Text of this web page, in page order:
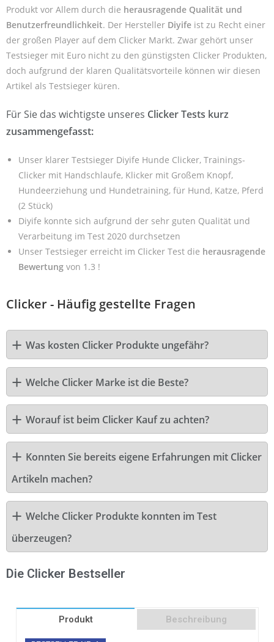
Produkt vor Allem durch die herausragende Qualität und
Benutzerfreundlichkeit. Der Hersteller Diyife ist zu Recht einer
der großen Player auf dem Clicker Markt. Zwar gehört unser
Testsieger mit Euro nicht zu den günstigsten Clicker Produkten,
doch aufgrund der klaren Qualitätsvorteile können wir diesen
Artikel als Testsieger küren.
Für Sie das wichtigste unseres Clicker Tests kurz
zusammengefasst:
Unser klarer Testsieger Diyife Hunde Clicker, Trainings-
Clicker mit Handschlaufe, Klicker mit Großem Knopf,
Hundeerziehung und Hundetraining, für Hund, Katze, Pferd
(2 Stück)
Diyife konnte sich aufgrund der sehr guten Qualität und
Verarbeitung im Test 2020 durchsetzen
Unser Testsieger erreicht im Clicker Test die herausragende
Bewertung von 1.3 !
Clicker - Häufig gestellte Fragen
Was kosten Clicker Produkte ungefähr?
Welche Clicker Marke ist die Beste?
Worauf ist beim Clicker Kauf zu achten?
Konnten Sie bereits eigene Erfahrungen mit Clicker
Artikeln machen?
Welche Clicker Produkte konnten im Test
überzeugen?
Die Clicker Bestseller
Produkt Beschreibung